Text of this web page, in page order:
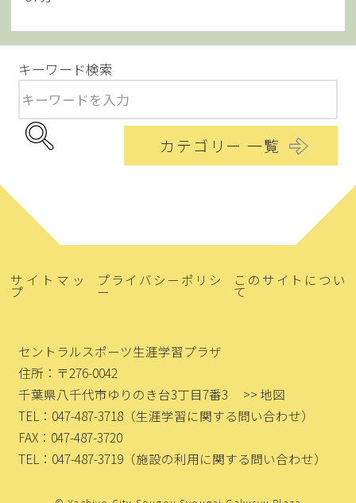
キーワード検索
カテゴリー 一覧
サイトマッ
プ
プライバシーポリシ
ー
このサイトについ
て
セントラルスポーツ生涯学習プラザ
住所：〒276-0042
千葉県八千代市ゆりのき台3丁目7番3
>> 地図
TEL：047-487-3718 （生涯学習に関する問い合わせ）
FAX：047-487-3720
TEL：047-487-3719 （施設の利用に関する問い合わせ）